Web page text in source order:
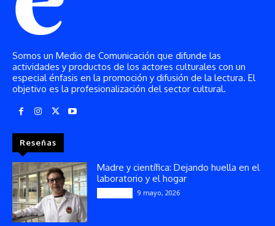
Somos un Medio de Comunicación que difunde las
actividades y productos de los actores culturales con un
especial énfasis en la promoción y difusión de la lectura. El
objetivo es la profesionalización del sector cultural.
Reseñas
Madre y científica: Dejando huella en el
laboratorio y el hogar
9 mayo, 2026